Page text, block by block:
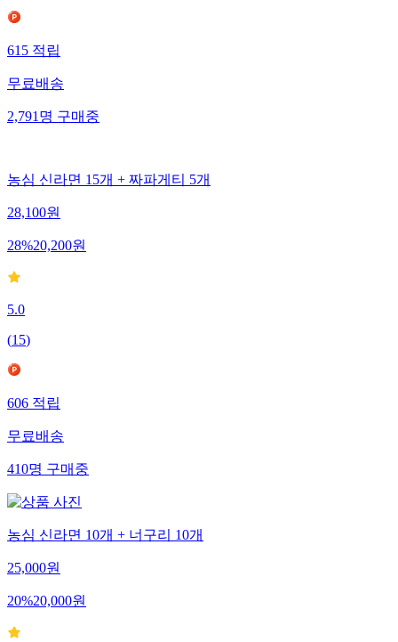
615 적립
무료배송
2,791 명 구매중
농심 신라면 15개 + 짜파게티 5개
28,100원
28%20,200원
5.0
(15)
606적립
무료배송
410명구매중
농심 신라면 10개 + 너구리 10개
25,000원
20%20,000원